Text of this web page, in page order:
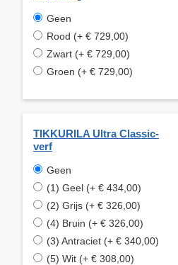
Geen
Rood (+ € 729,00)
Zwart (+ € 729,00)
Groen (+ € 729,00)
TIKKURILA Ultra Classic-
verf
Geen
(1) Geel (+ € 434,00)
(2) Grijs (+ € 326,00)
(4) Bruin (+ € 326,00)
(3) Antraciet (+ € 340,00)
(5) Wit (+ € 308,00)